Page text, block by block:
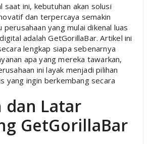
saat ini, kebutuhan akan solusi
dan terpercaya semakin
perusahaan yang mulai dikenal luas
adalah GetGorillaBar. Artikel ini
lengkap siapa sebenarnya
apa yang mereka tawarkan,
ini layak menjadi pilihan
yang ingin berkembang secara
dan Latar
GetGorillaBar